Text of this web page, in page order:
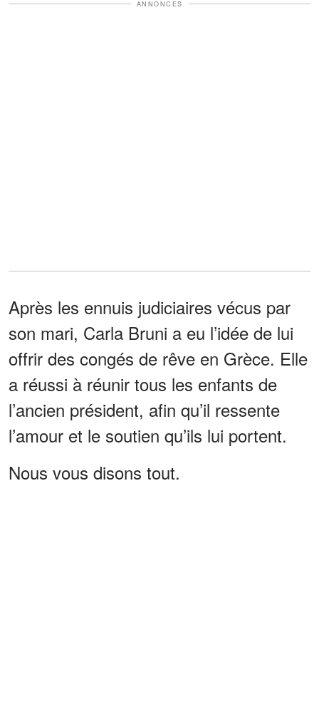
ANNONCES
Après les ennuis judiciaires vécus par
son mari, Carla Bruni a eu l’idée de lui
offrir des congés de rêve en Grèce. Elle
a réussi à réunir tous les enfants de
l’ancien président, afin qu’il ressente
l’amour et le soutien qu’ils lui portent.
Nous vous disons tout.